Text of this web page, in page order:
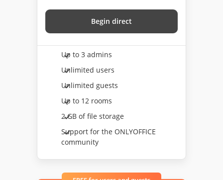
Begin direct
Up to 3 admins
Unlimited users
Unlimited guests
Up to 12 rooms
2 GB of file storage
Support for the ONLYOFFICE
community